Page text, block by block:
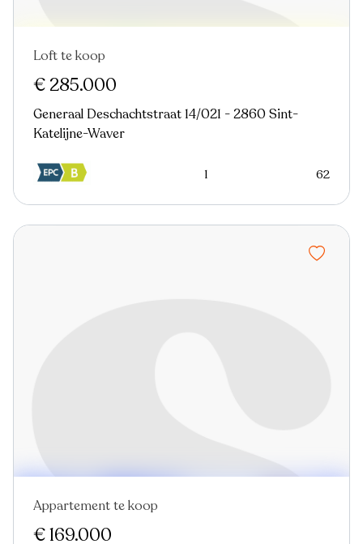
Nieuw
Loft te koop
€ 285.000
Generaal Deschachtstraat 14/021 - 2860 Sint-
Katelijne-Waver
1 62
Nieuw
Appartement te koop
€ 169.000